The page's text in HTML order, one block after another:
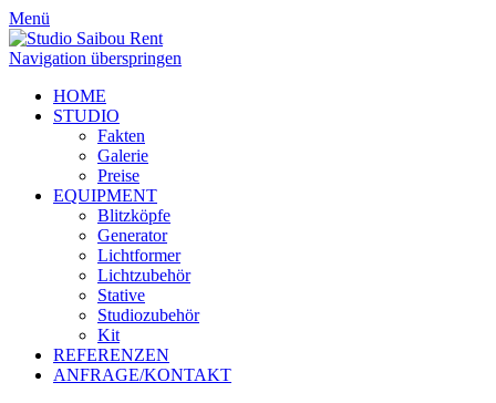
Menü
Navigation überspringen
HOME
STUDIO
Fakten
Galerie
Preise
EQUIPMENT
Blitzköpfe
Generator
Lichtformer
Lichtzubehör
Stative
Studiozubehör
Kit
REFERENZEN
ANFRAGE/KONTAKT